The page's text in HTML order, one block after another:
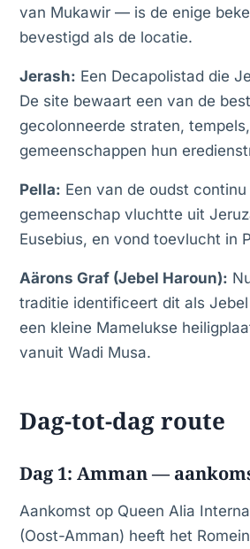
van Mukawir — is de enige
bevestigd als de locatie.
Jerash: Een Decapolistad die
De site bewaart een van de
gecolonneerde straten,
gemeenschappen hun
Pella: Een van de oudst
gemeenschap vluchtte uit
Eusebius, en vond toevlucht in
Aärons Graf (Jebel Haroun):
traditie identificeert dit als
een kleine Mamelukse
vanuit Wadi Musa.
Dag-tot-dag route
Dag 1: Amman —
Aankomst op Queen Alia
(Oost-Amman) heeft het